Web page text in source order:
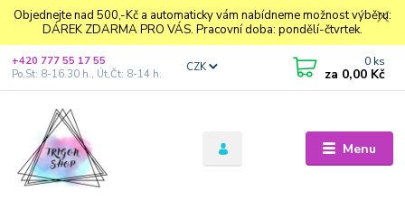
Objednejte nad 500,-Kč a automaticky vám nabídneme možnost výběru:
DÁREK ZDARMA PRO VÁS. Pracovní doba: pondělí-čtvrtek.
Menu
CZK
+420 777 55 17 55
Po,St: 8-16.30 h., Út,Čt: 8-14 h.
0 ks
za 0,00 Kč